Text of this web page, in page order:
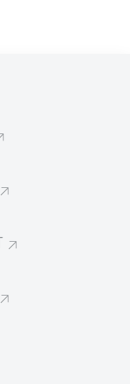
wurde. Die
machten den
wegen Abseits